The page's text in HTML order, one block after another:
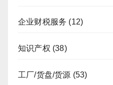
企业财税服务 (12)
知识产权 (38)
工厂/货盘/货源 (53)